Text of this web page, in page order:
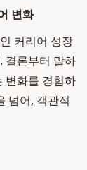
변화
커리어 성장
결론부터 말하
변화를 경험하
넘어, 객관적